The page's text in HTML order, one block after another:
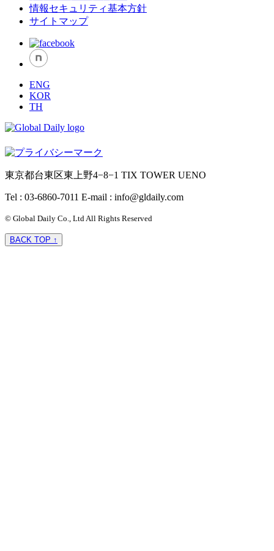
情報セキュリティ基本方針
サイトマップ
ENG
KOR
TH
東京都台東区東上野4−8−1 TIX TOWER UENO
Tel : 03-6860-7011 E-mail : info@gldaily.com
© Global Daily Co., Ltd All Rights Reserved
BACK TOP ↑